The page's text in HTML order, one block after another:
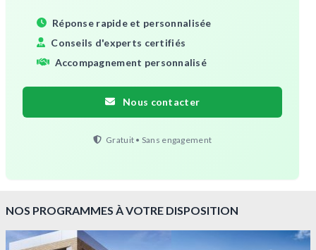
Réponse rapide et personnalisée
Conseils d'experts certifiés
Accompagnement personnalisé
Nous contacter
Gratuit • Sans engagement
NOS PROGRAMMES À VOTRE DISPOSITION